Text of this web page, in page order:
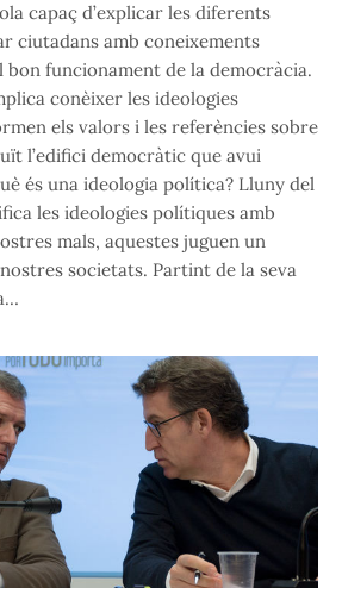
capaç d’explicar les diferents
ciutadans amb coneixements
funcionament de la democràcia.
conèixer les ideologies
els valors i les referències sobre
l’edifici democràtic que avui
és una ideologia política? Lluny del
les ideologies polítiques amb
mals, aquestes juguen un
societats. Partint de la seva